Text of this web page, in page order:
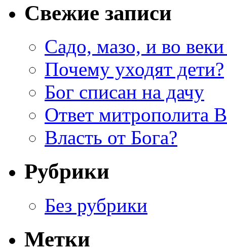
Свежие записи
Садо, мазо, и во веки
Почему уходят дети?
Бог списан на дачу
Ответ митрополита
Власть от Бога?
Рубрики
Без рубрики
Метки